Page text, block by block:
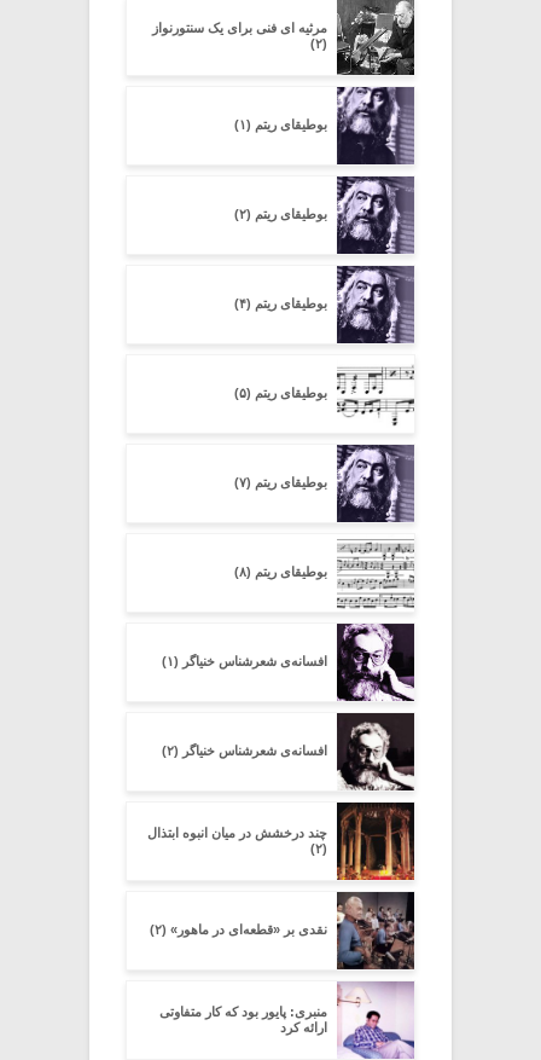
مرثیه ای فنی برای یک سنتورنواز
(۲)
بوطیقای ریتم (۱)
بوطیقای ریتم (۲)
بوطیقای ریتم (۴)
بوطیقای ریتم (۵)
بوطیقای ریتم (۷)
بوطیقای ریتم (۸)
افسانه‌ی شعرشناسِ خنیاگر (۱)
افسانه‌ی شعرشناسِ خنیاگر (۲)
چند درخشش در میان انبوه ابتذال
(۲)
نقدی بر «قطعه‌ای در ماهور» (۲)
منبری: پایور بود که کار متفاوتی
ارائه کرد